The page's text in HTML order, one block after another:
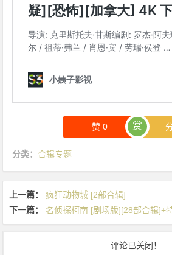
赞0 赏
分类： 合辑专题
上一篇：
疯狂动物城 [2部合辑]
下一篇：
名侦探柯南 [剧场版][28部合辑]+
评论已关闭！